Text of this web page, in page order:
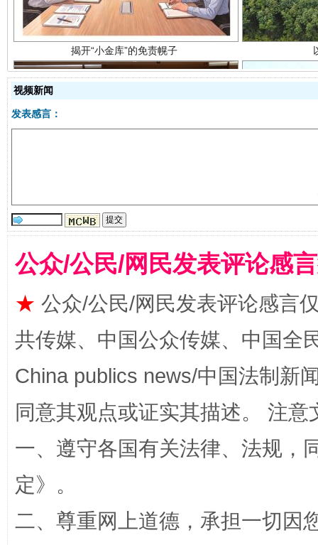
全民健身五年计划来了！等你上场
阿坝州三大球赛在茂县开幕 规模
视频新闻
发表感言：
公众/公民/网民发表评论感
★ 公众/公民/网民发表评论感言
共传媒、中国公众传媒、中国全
China publics news/中国法制新
同意其观点或证实其描述。 注
一、遵守各国有关法律、法规，
定》。
二、尊重网上道德，承担一切因